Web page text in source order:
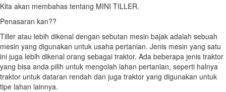
Kita akan membahas tentang MINI TILLER.
Penasaran kan??
Tiller atau lebih dikenal dengan sebutan mesin bajak adalah sebuah
mesin yang digunakan untuk usaha pertanian. Jenis mesin yang satu
ini juga lebih dikenal orang sebagai traktor. Ada beberapa jenis traktor
yang bisa anda pilih untuk mengolah lahan pertanian, seperti halnya
traktor untuk dataran rendah dan juga traktor yang digunakan untuk
tipe lahan lainnya.